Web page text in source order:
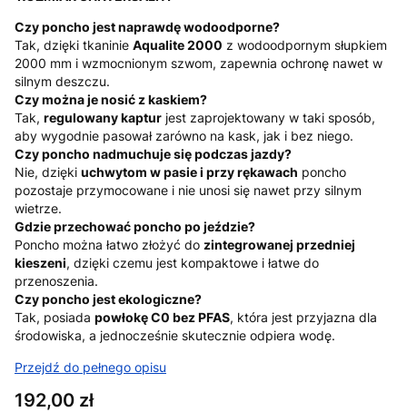
Czy poncho jest naprawdę wodoodporne?
Tak, dzięki tkaninie Aqualite 2000 z wodoodpornym słupkiem
2000 mm i wzmocnionym szwom, zapewnia ochronę nawet w
silnym deszczu.
Czy można je nosić z kaskiem?
Tak, regulowany kaptur jest zaprojektowany w taki sposób,
aby wygodnie pasował zarówno na kask, jak i bez niego.
Czy poncho nadmuchuje się podczas jazdy?
Nie, dzięki uchwytom w pasie i przy rękawach poncho
pozostaje przymocowane i nie unosi się nawet przy silnym
wietrze.
Gdzie przechować poncho po jeździe?
Poncho można łatwo złożyć do zintegrowanej przedniej
kieszeni, dzięki czemu jest kompaktowe i łatwe do
przenoszenia.
Czy poncho jest ekologiczne?
Tak, posiada powłokę C0 bez PFAS, która jest przyjazna dla
środowiska, a jednocześnie skutecznie odpiera wodę.
Przejdź do pełnego opisu
Cena
192,00 zł